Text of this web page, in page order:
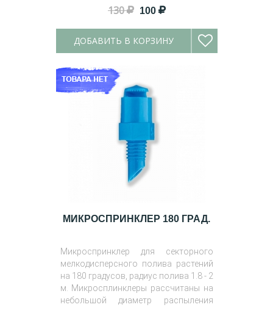
130 100
ДОБАВИТЬ В КОРЗИНУ
МИКРОСПРИНКЛЕР 180 ГРАД.
Микроспринклер для секторного
мелкодисперсного полива растений
на 180 градусов, радиус полива 1.8 - 2
м. Микросплинклеры рассчитаны на
небольшой диаметр распыления